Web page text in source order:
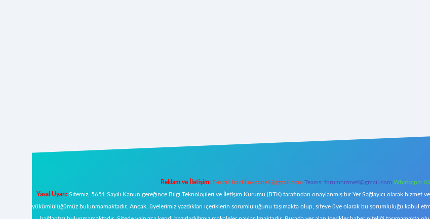
Reklam ve İletişim: E-mail: backlinkpaneli@gmail.com Teams: forumhizmeti@gmail.com Whatsapp:
Yasal Uyarı:Sitemiz, 5651 Sayılı Kanun gereğince Bilgi Teknolojileri ve İletişim Kurumu (BTK) tarafından onaylanmış bir Yer Sağlayıcı olarak
yükümlülüğümüz bulunmamaktadır. Ancak, üyelerimiz yazdıkları içeriklerin sorumluluğunu taşımakta olup, siteye üye olarak bu sorumluluğu kabul